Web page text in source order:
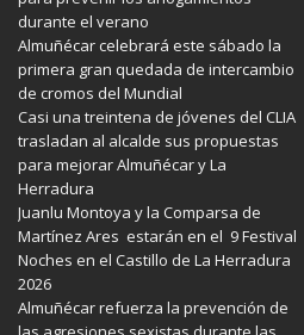
durante el verano
Almuñécar celebrará este sábado la
primera gran quedada de intercambio
de cromos del Mundial
Casi una treintena de jóvenes del CLIA
trasladan al alcalde sus propuestas
para mejorar Almuñécar y La
Herradura
Juanlu Montoya y la Comparsa de
Martínez Ares estarán en el 9 Festival
Noches en el Castillo de La Herradura
2026
Almuñécar refuerza la prevención de